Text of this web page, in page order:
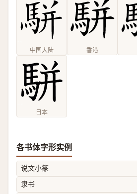
中国大陆 香港
日本
各书体字形实例
说文小篆
隶书